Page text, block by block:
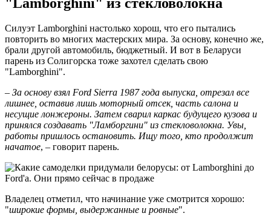
Силуэт Lamborghini настолько хорош, что его пытались
повторить во многих мастерских мира. За основу, конечно же,
брали другой автомобиль, бюджетный. И вот в Беларуси
парень из Солигорска тоже захотел сделать свою
"Lamborghini".
– За основу взял Ford Sierra 1987 года выпуска, отрезал все
лишнее, оставив лишь моторный отсек, часть салона и
несущие лонжероны. Затем сварил каркас будущего кузова и
принялся создавать "Ламборгини" из стекловолокна. Увы,
работы пришлось остановить. Ищу того, кто продолжит
начатое, – говорит парень.
Владелец отметил, что начинание уже смотрится хорошо:
"широкие формы, выдержанные и ровные".